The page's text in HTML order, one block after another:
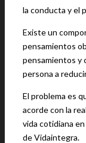
la conducta y el
Existe un
pensamientos
pensamientos y
persona a
El problema es
acorde con la
vida cotidiana
de Vidaintegra.